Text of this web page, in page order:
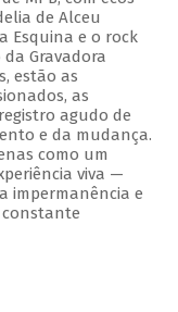
de Alceu
Esquina e o rock
Gravadora
estão as
as
agudo de
e da mudança.
como um
viva —
impermanência e